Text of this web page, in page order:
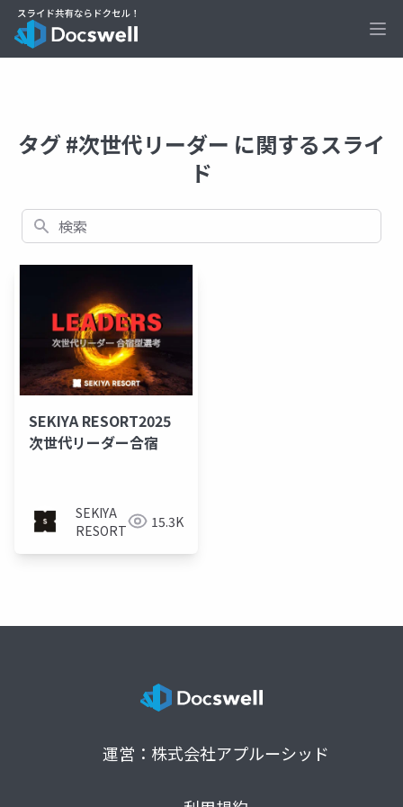
タグ #次世代リーダー に関するスライ
ド
検索
SEKIYA RESORT2025
次世代リーダー合宿
SEKIYA
RESORT
15.3K
運営：株式会社アプルーシッド